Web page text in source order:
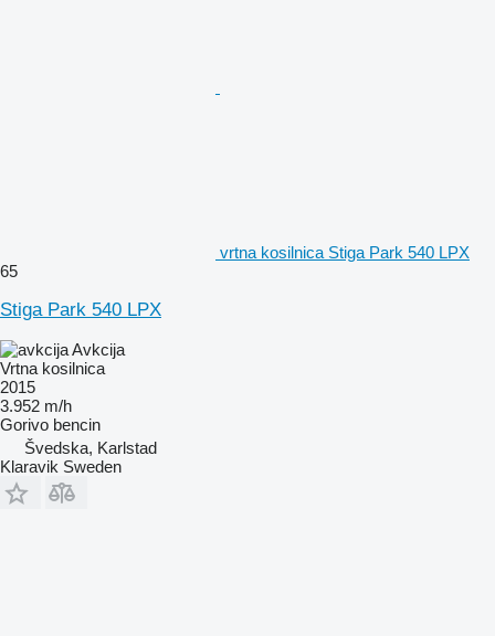
vrtna kosilnica Stiga Park 540 LPX
65
Stiga Park 540 LPX
Avkcija
Vrtna kosilnica
2015
3.952 m/h
Gorivo bencin
Švedska, Karlstad
Klaravik Sweden